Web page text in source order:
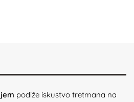
podiže iskustvo tretmana na